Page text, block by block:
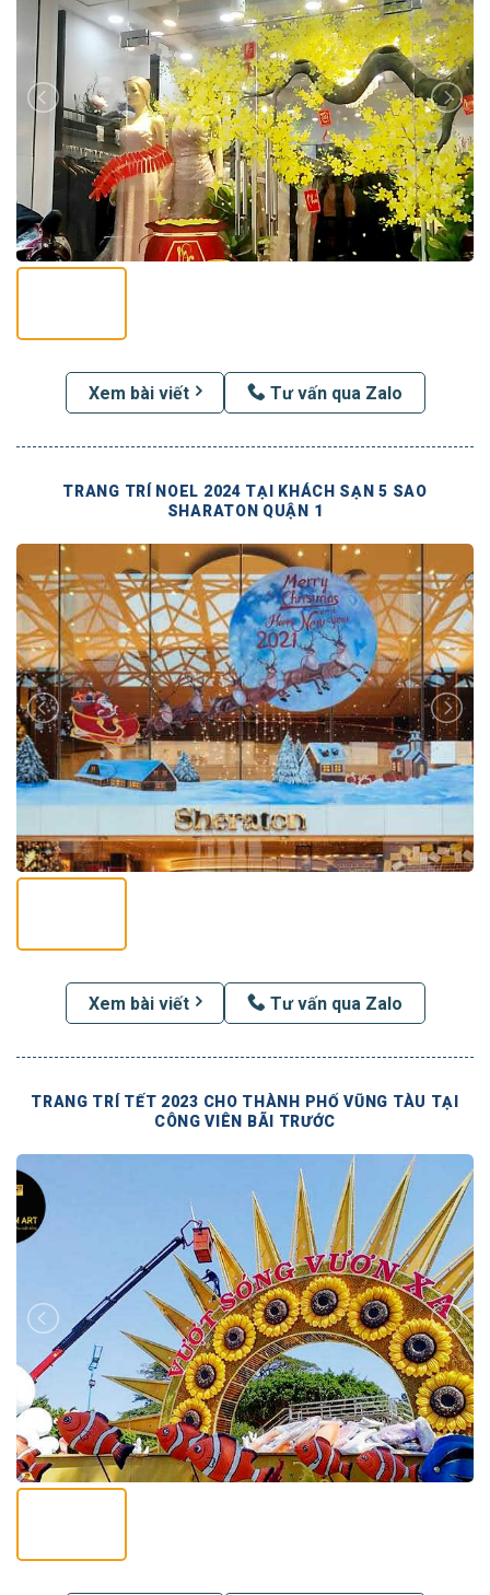
Xem bài viết Tư vấn qua Zalo
TRANG TRÍ NOEL 2024 TẠI KHÁCH SẠN 5 SAO
SHARATON QUẬN 1
Xem bài viết Tư vấn qua Zalo
TRANG TRÍ TẾT 2023 CHO THÀNH PHỐ VŨNG TÀU TẠI
CÔNG VIÊN BÃI TRƯỚC